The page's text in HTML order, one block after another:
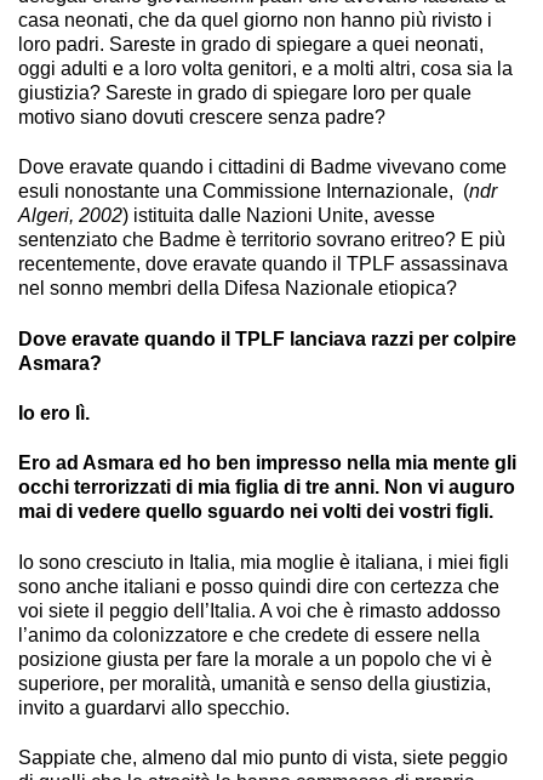
casa neonati, che da quel giorno non hanno più rivisto i
loro padri. Sareste in grado di spiegare a quei neonati,
oggi adulti e a loro volta genitori, e a molti altri, cosa sia la
giustizia? Sareste in grado di spiegare loro per quale
motivo siano dovuti crescere senza padre?
Dove eravate quando i cittadini di Badme vivevano come
esuli nonostante una Commissione Internazionale, (ndr
Algeri, 2002) istituita dalle Nazioni Unite, avesse
sentenziato che Badme è territorio sovrano eritreo? E più
recentemente, dove eravate quando il TPLF assassinava
nel sonno membri della Difesa Nazionale etiopica?
Dove eravate quando il TPLF lanciava razzi per colpire
Asmara?
Io ero lì.
Ero ad Asmara ed ho ben impresso nella mia mente gli
occhi terrorizzati di mia figlia di tre anni. Non vi auguro
mai di vedere quello sguardo nei volti dei vostri figli.
Io sono cresciuto in Italia, mia moglie è italiana, i miei figli
sono anche italiani e posso quindi dire con certezza che
voi siete il peggio dell’Italia. A voi che è rimasto addosso
l’animo da colonizzatore e che credete di essere nella
posizione giusta per fare la morale a un popolo che vi è
superiore, per moralità, umanità e senso della giustizia,
invito a guardarvi allo specchio.
Sappiate che, almeno dal mio punto di vista, siete peggio